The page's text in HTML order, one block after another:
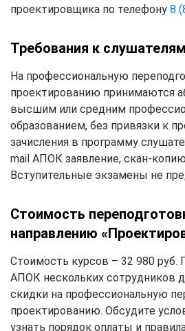
проектировщика по телефону 8
Требования к слушателям
На профессиональную
проектированию принимаются
высшим или средним
образованием, без привязки к
зачисления в программу
mail АПОК заявление, скан-
Вступительные экзамены не
Стоимость
направлению
Стоимость курсов – 32 980 руб.
АПОК нескольких сотрудников
скидки на профессиональную
проектированию. Обсудите
узнать порядок оплаты и